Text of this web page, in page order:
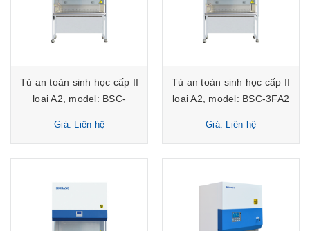
Tủ an toàn sinh học cấp II
loại A2, model: BSC-
Giá: Liên hệ
Tủ an toàn sinh học cấp II
loại A2, model: BSC-3FA2
Giá: Liên hệ